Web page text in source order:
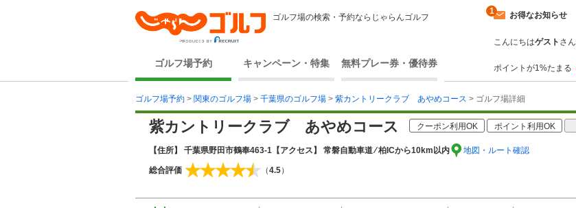
ゴルフ場の検索・予約ならじゃらんゴルフ
ゴルフ場予約 キャンペーン・特集 無料プレー券・優待券
お得なお知らせ
1
こんにちはゲスト さん
ポイントが1%たまる
ゴルフ場予約 > 関東のゴルフ場 > 千葉県のゴルフ場 > 紫カントリークラブ あやめコース > ゴルフ場詳細
紫カントリークラブ あやめコース クーポン利用OK ポイント利用OK
【住所】 千葉県野田市鶴奉463-1 【アクセス】 常磐自動車道 ⁄ 柏ICから10km以内 地図・ルート確認
総合評価 （4.5）